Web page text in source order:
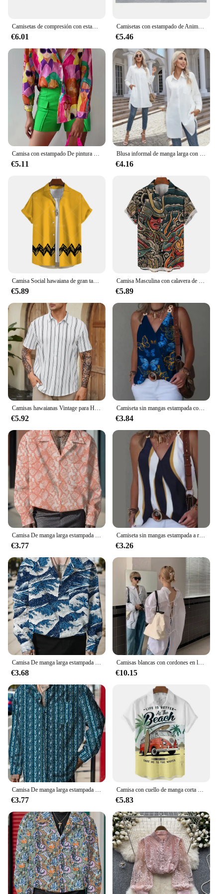
Camisetas de compresión con estampado Demon Slayer para hombre, camisetas interiores de entrenamiento para gimnasio, camisetas atléticas de secado rápido de manga corta, camisetas
€6.01
Camisetas con estampado de Anime Demon Slayer Uzui Tengen Unisex, camiseta divertida de Ninja Mice Muki Gym, camiseta de ratón musculoso de gran tamaño
€5.46
Camisa con estampado De pintura para mujer, blusa informal De manga larga con temperamento, moda diaria, Tops De otoño e invierno, 2024
€5.11
Blusa informal de manga larga con cuello vuelto para mujer, Camisa holgada con botones, color liso, para verano, 2024
€4.16
Camisa Social hawaiana de gran tamaño amarilla a la moda para hombres, Camisas informales, ropa de verano para hombres, blusa superior de manga corta con estampado 3d
€5.89
Camisa Masculina con calavera de terror para hombre, camisetas de calle de gran tamaño, camisetas originales Vintage, ropa de verano 2023
€5.89
Camisas hawaianas Vintage para Hombre, camisa De manga corta a rayas, ropa De diseñador De calle De gran tamaño, Verano
€5.92
Camiseta sin mangas estampada con hebilla de Metal y cuello en V para mujer, Jersey holgado sin mangas, blusa femenina 2024
€3.84
Camisa De manga larga estampada para Hombre, ropa informal, Primavera, Y2k
€3.77
Camiseta sin mangas estampada a rayas con hebilla de Metal y cuello en V para Mujer, Jersey holgado sin mangas, blusa para Mujer 2024
€3.26
Camisa De manga larga estampada para Hombre, ropa informal, Primavera, Y2k
€3.68
Camisas blancas con cordones en la espalda para Mujer, blusa holgada De dos prendas, Blusas salvajes a la Moda, Top informal Simple 2024
€10.15
Camisa De manga larga estampada para Hombre, ropa informal, Primavera, Y2k
€3.77
Camisa con cuello de manga corta para hombre, camisa holgada bonita de arena, playa de Hawaii, yardas grandes, informal, Floral, para vacaciones en la playa
€5.83